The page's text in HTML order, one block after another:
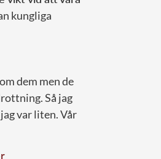
kungliga
dem men de
Så jag
var liten. Vår